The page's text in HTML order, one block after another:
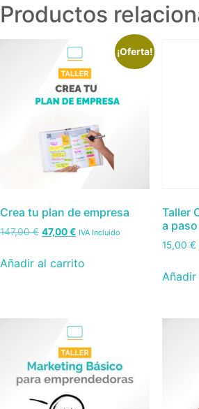
Productos
¡Oferta!
Crea tu plan de empresa
147,00€ 47,00€ IVA Incluido
Añadir al carrito
Taller
a paso
15,00 €